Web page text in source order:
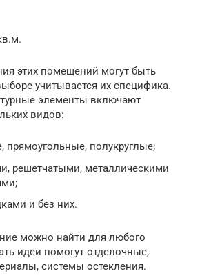
этих помещений могут быть
учитывается их специфика.
элементы включают
видов:
прямоугольные, полукруглые;
решетчатыми, металлическими
и без них.
можно найти для любого
идеи помогут отделочные,
системы остекления.